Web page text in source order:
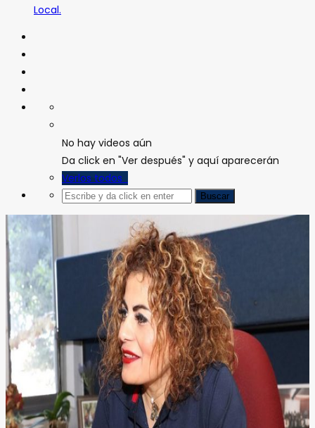
Local.
No hay videos aún
Da click en "Ver después" y aquí aparecerán
Verlos todos